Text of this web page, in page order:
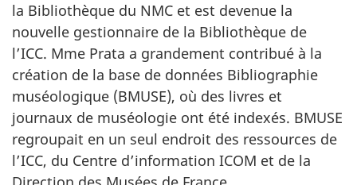
la Bibliothèque du NMC et est devenue la
nouvelle gestionnaire de la Bibliothèque de
l’ICC. Mme Prata a grandement contribué à la
création de la base de données Bibliographie
muséologique (BMUSE), où des livres et
journaux de muséologie ont été indexés. BMUSE
regroupait en un seul endroit des ressources de
l’ICC, du Centre d’information ICOM et de la